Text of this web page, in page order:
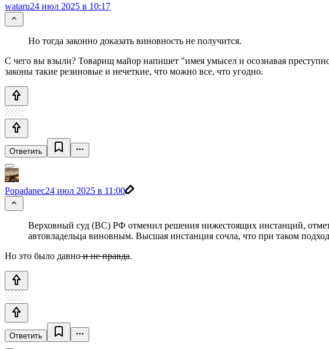
wataru24 июл 2025 в 10:17
Но тогда законно доказать виновность не получится.
С чего вы взыли? Товарищ майор напишет "имея умысел и осознавая
законы такие резиновые и нечеткие, что можно все, что угодно.
Ответить
Popadanec24 июл 2025 в 11:00
Верховный суд (ВС) РФ отменил решения нижестоящих инстанций,
автовладельца виновным. Высшая инстанция сочла, что при таком
Но это было давнои не правда.
Ответить